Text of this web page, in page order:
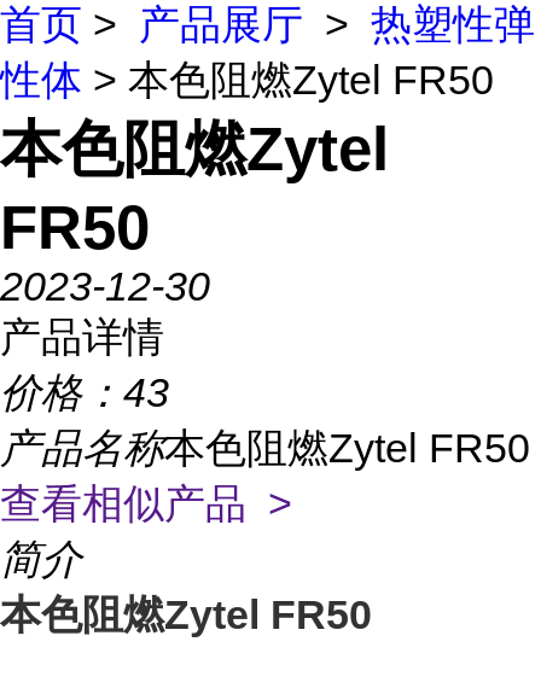
首页 > 产品展厅 > 热塑性弹
性体 > 本色阻燃Zytel FR50
本色阻燃Zytel
FR50
2023-12-30
产品详情
价格： 43
产品名称本色阻燃Zytel FR50
查看相似产品 >
简介
本色阻燃Zytel FR50